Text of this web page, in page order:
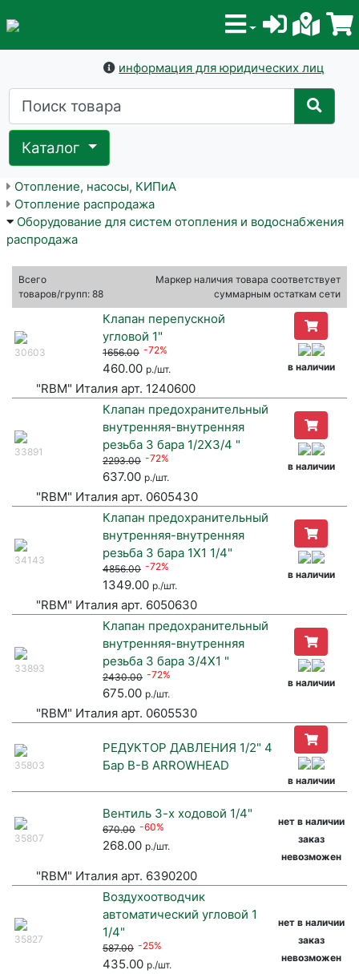
информация для юридических лиц
Каталог
Отопление, насосы, КИПиА
Отопление распродажа
Оборудование для систем отопления и водоснабжения
распродажа
Всего
товаров/групп: 88
Маркер наличия товара соответствует
суммарным остаткам сети
30603
Клапан перепускной
угловой 1"
1656.00 -72%
460.00 р./шт. в наличии
"RBM" Италия арт. 1240600
33891
Клапан предохранительный
внутренняя-внутренняя
резьба 3 бара 1/2X3/4 "
2293.00 -72%
637.00 р./шт.
в наличии
"RBM" Италия арт. 0605430
34143
Клапан предохранительный
внутренняя-внутренняя
резьба 3 бара 1X1 1/4"
4856.00 -72%
1349.00 р./шт.
в наличии
"RBM" Италия арт. 6050630
33893
Клапан предохранительный
внутренняя-внутренняя
резьба 3 бара 3/4X1 "
2430.00 -72%
675.00 р./шт.
в наличии
"RBM" Италия арт. 0605530
35803
РЕДУКТОР ДАВЛЕНИЯ 1/2" 4
Бар В-В ARROWHEAD
в наличии
35807
Вентиль 3-х ходовой 1/4"
670.00 -60%
268.00 р./шт.
нет в наличии
заказ
невозможен
"RBM" Италия арт. 6390200
35827
Воздухоотводчик
автоматический угловой 1
1/4"
587.00 -25%
435.00 р./шт.
нет в наличии
заказ
невозможен